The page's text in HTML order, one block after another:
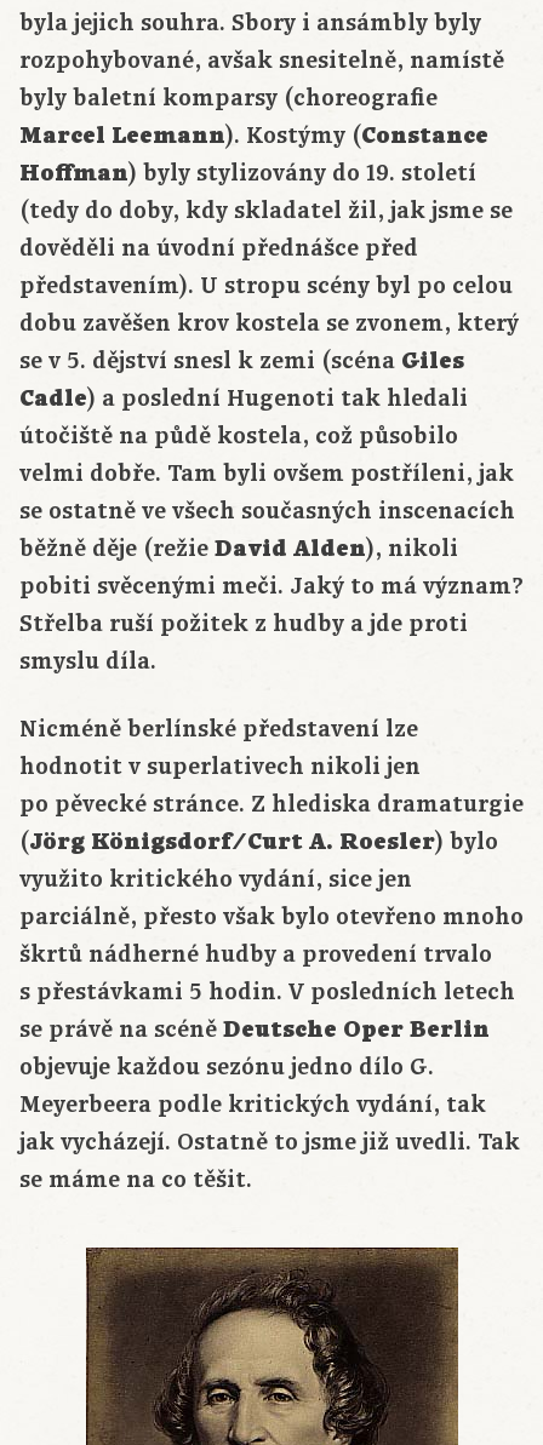
byla jejich souhra. Sbory i ansámbly byly
rozpohybované, avšak snesitelně, namístě
byly baletní komparsy (choreografie
Marcel Leemann). Kostýmy (Constance
Hoffman) byly stylizovány do 19. století
(tedy do doby, kdy skladatel žil, jak jsme se
dověděli na úvodní přednášce před
představením). U stropu scény byl po celou
dobu zavěšen krov kostela se zvonem, který
se v 5. dějství snesl k zemi (scéna Giles
Cadle) a poslední Hugenoti tak hledali
útočiště na půdě kostela, což působilo
velmi dobře. Tam byli ovšem postříleni, jak
se ostatně ve všech současných inscenacích
běžně děje (režieDavid Alden), nikoli
pobiti svěcenými meči. Jaký to má význam?
Střelba ruší požitek z hudby a jde proti
smyslu díla.
Nicméně berlínské představení lze
hodnotit v superlativech nikoli jen
po pěvecké stránce. Z hlediska dramaturgie
(Jörg Königsdorf/Curt A. Roesler) bylo
využito kritického vydání, sice jen
parciálně, přesto však bylo otevřeno mnoho
škrtů nádherné hudby a provedení trvalo
s přestávkami 5 hodin. V posledních letech
se právě na scéněDeutsche Oper Berlin
objevuje každou sezónu jedno dílo G.
Meyerbeera podle kritických vydání, tak
jak vycházejí. Ostatně to jsme již uvedli. Tak
se máme na co těšit.